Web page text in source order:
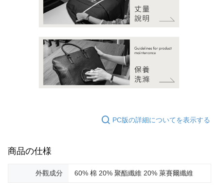
PC版の詳細についてを表示する
商品の仕様
外觀成分 60% 棉 20% 聚酯纖維 20% 萊賽爾纖維